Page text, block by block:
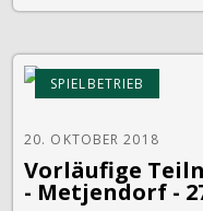
SPIELBETRIEB
20. OKTOBER 2018
Vorläufige
- Metjendorf -